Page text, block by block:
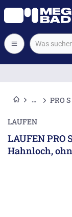
PRO
LAUFEN
LAUFEN PRO
Hahnloch,